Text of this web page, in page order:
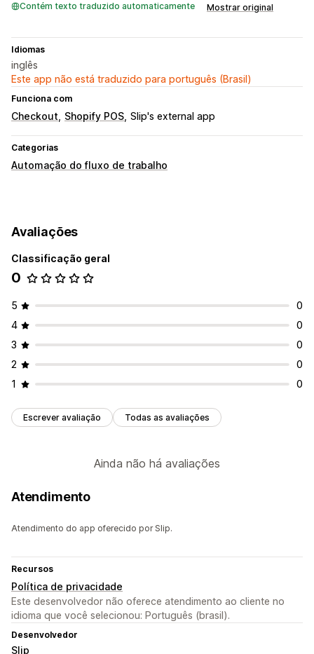
Contém texto traduzido automaticamente Mostrar original
Idiomas
inglês
Este app não está traduzido para português (Brasil)
Funciona com
Checkout Shopify POS Slip's external app
Categorias
Automação do fluxo de trabalho
Avaliações
Classificação geral
0
5
0
4
0
3
0
2
0
1
0
Escrever avaliação Todas as avaliações
Ainda não há avaliações
Atendimento
Atendimento do app oferecido por Slip.
Recursos
Política de privacidade
Este desenvolvedor não oferece atendimento ao cliente no
idioma que você selecionou: Português (brasil).
Desenvolvedor
Slip